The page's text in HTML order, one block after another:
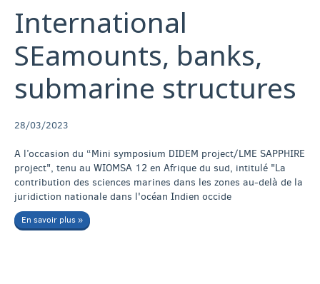
International
SEamounts, banks,
submarine structures
28/03/2023
A l’occasion du “Mini symposium DIDEM project/LME SAPPHIRE
project", tenu au WIOMSA 12 en Afrique du sud, intitulé "La
contribution des sciences marines dans les zones au-delà de la
juridiction nationale dans l'océan Indien occide
En savoir plus »